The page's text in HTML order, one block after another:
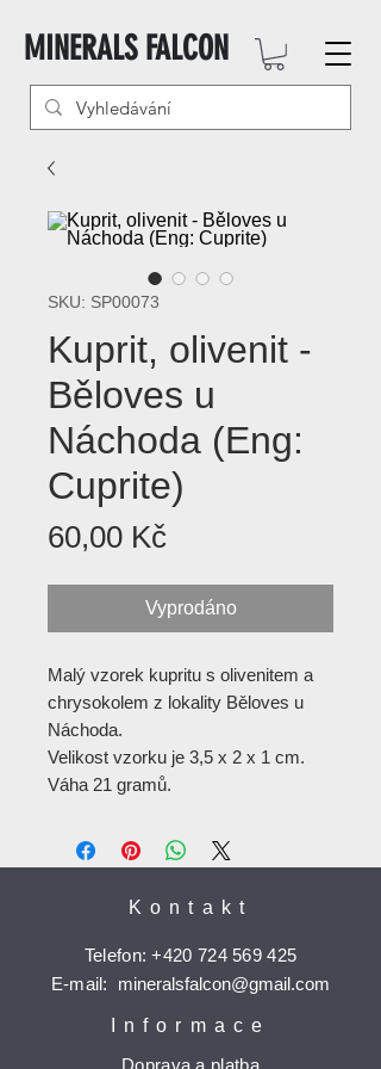
MINERALS FALCON
SKU: SP00073
Kuprit, olivenit -
Běloves u
Náchoda (Eng:
Cuprite)
60,00 KčCena
Vyprodáno
Malý vzorek kupritu s olivenitem a
chrysokolem z lokality Běloves u
Náchoda.
Velikost vzorku je 3,5 x 2 x 1 cm.
Váha 21 gramů.
Kontakt
Telefon:+420 724 569 425
E-mail: mineralsfalcon@gmail.com
Informace
Doprava a platba